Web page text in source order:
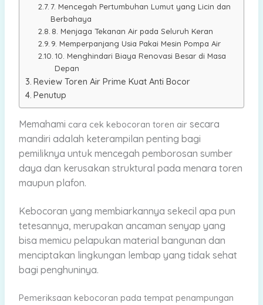
7. Mencegah Pertumbuhan Lumut yang Licin dan
Berbahaya
8. Menjaga Tekanan Air pada Seluruh Keran
9. Memperpanjang Usia Pakai Mesin Pompa Air
10. Menghindari Biaya Renovasi Besar di Masa
Depan
Review Toren Air Prime Kuat Anti Bocor
Penutup
Memahami cara cek kebocoran toren airsecara
mandiri adalah keterampilan penting bagi
pemiliknya untuk mencegah pemborosan sumber
daya dan kerusakan struktural pada menara toren
maupun plafon.
Kebocoran yang membiarkannya sekecil apa pun
tetesannya, merupakan ancaman senyap yang
bisa memicu pelapukan material bangunan dan
menciptakan lingkungan lembap yang tidak sehat
bagi penghuninya.
Pemeriksaan kebocoran pada tempat penampungan